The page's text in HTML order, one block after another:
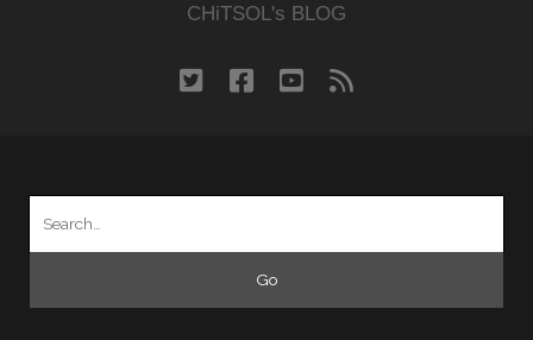
CHiTSOL's BLOG
twitter facebook
youtube
rss